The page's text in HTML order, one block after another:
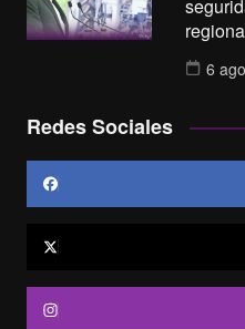
6
Redes Sociales